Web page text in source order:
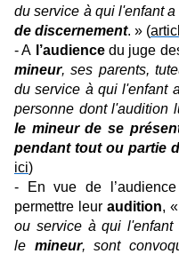
du service à qui l'enfant
de discernement. » (
- A l’audiencedu juge
mineur, ses parents,
du service à qui l'enfant
personne dont l'audition
le mineur de se
pendant tout ou partie
ici)
- En vue de
permettre leur audition, «
ou service à qui
le mineur, sont